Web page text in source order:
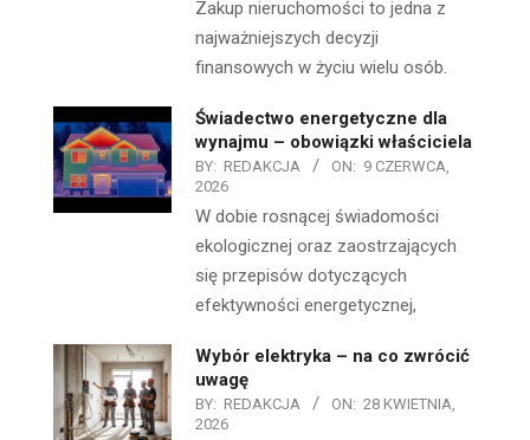
Zakup nieruchomości to jedna z
najważniejszych decyzji
finansowych w życiu wielu osób.
Świadectwo energetyczne dla
wynajmu – obowiązki właściciela
BY: REDAKCJA ON: 9 CZERWCA,
2026
W dobie rosnącej świadomości
ekologicznej oraz zaostrzających
się przepisów dotyczących
efektywności energetycznej,
Wybór elektryka – na co zwrócić
uwagę
BY: REDAKCJA ON: 28 KWIETNIA,
2026